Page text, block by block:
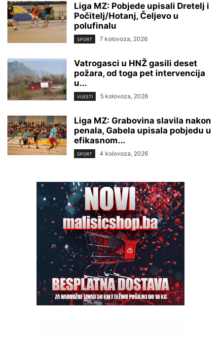
Liga MZ: Pobjede upisali Dretelj i
Počitelj/Hotanj, Čeljevo u
polufinalu
SPORT 7 kolovoza, 2026
Vatrogasci u HNŽ gasili deset
požara, od toga pet intervencija
u...
VIJESTI 5 kolovoza, 2026
Liga MZ: Grabovina slavila nakon
penala, Gabela upisala pobjedu u
efikasnom...
SPORT 4 kolovoza, 2026